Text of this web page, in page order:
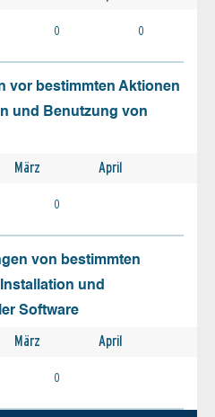
0 0
vor bestimmten Aktionen
und Benutzung von
März April
0
von bestimmten
und
Software
März April
0